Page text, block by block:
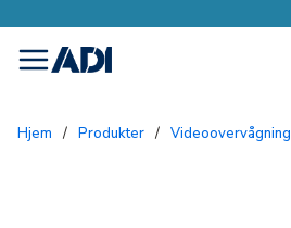
menu
Hjem / Produkter / Videoovervågning